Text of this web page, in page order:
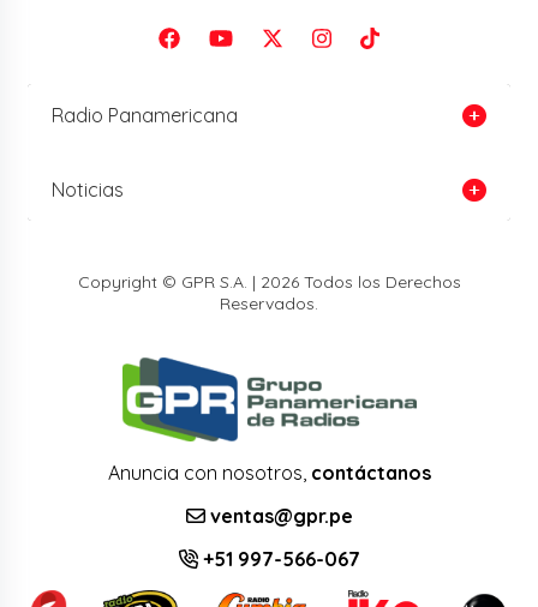
Radio Panamericana
Noticias
Copyright © GPR S.A. | 2026 Todos los Derechos
Reservados.
Anuncia con nosotros, contáctanos
ventas@gpr.pe
+51 997-566-067